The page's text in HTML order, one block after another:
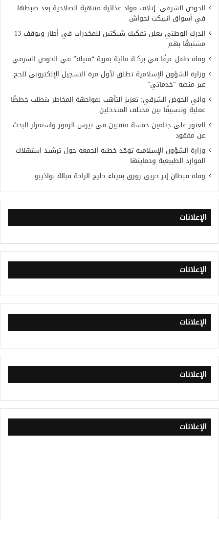
الحوض الشرقي: إتلاف مواد غذائية منتهية الصلاحية بعد ضبطها
في أسواق انبيكت لحواش
الدرك الوطني يعلن تفكيك شبكتين للمخدرات في أطار ويوقف 13
مشتبهًا بهم
وفاة طفل غرقًا في بركــة مائية بقرية “فتيله” في الحوض الشرقي
وزارة الشؤون الإسلامية تطلق لأول مرة التسجيل الإلكتروني للحج
عبر منصة “خدماتي”
والي الحوض الشرقي: تعزيز التأهب لمواجهة المخاطر يتطلب خططًا
عملية وتنسيقًا بين مختلف المتدخلين
العثور على جثامين خمسة منقبين في تيرس الزمور واستمرار البحث
عن مفقود
وزارة الشؤون الإسلامية توحّد خطبة الجمعة حول ترشيد استهلاك
الموارد الطبيعية وحمايتها
وفاة قبطان إثر حريق زورق بميناء خليج الراحة قبالة نواذيبو
الإعلانات
الإعلانات
الإعلانات
الإعلانات
الإعلانات